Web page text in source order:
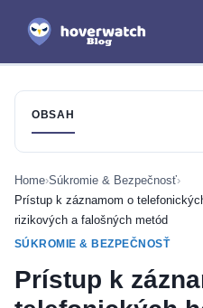
OBSAH
Home›Súkromie & Bezpečnosť›
Prístup k záznamom o
rizikových a falošných metód
SÚKROMIE & BEZPEČNOSŤ
Prístup k